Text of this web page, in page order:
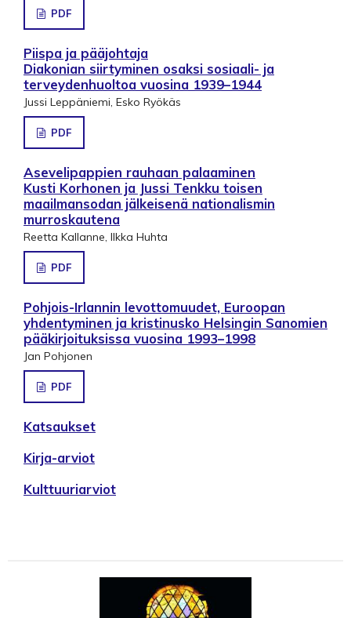
PDF
Piispa ja pääjohtaja
Diakonian siirtyminen osaksi sosiaali- ja
terveydenhuoltoa vuosina 1939–1944
Jussi Leppäniemi, Esko Ryökäs
PDF
Asevelipappien rauhaan palaaminen
Kusti Korhonen ja Jussi Tenkku toisen
maailmansodan jälkeisenä nationalismin
murroskautena
Reetta Kallanne, Ilkka Huhta
PDF
Pohjois-Irlannin levottomuudet, Euroopan
yhdentyminen ja kristinusko Helsingin Sanomien
pääkirjoituksissa vuosina 1993–1998
Jan Pohjonen
PDF
Katsaukset
Kirja-arviot
Kulttuuriarviot